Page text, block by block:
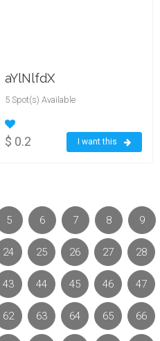
aYlNlfdX
5 Spot(s) Available
$ 0.2 I want this
5 6 7 8 9
24 25 26 27 28
43 44 45 46 47
62 63 64 65 66